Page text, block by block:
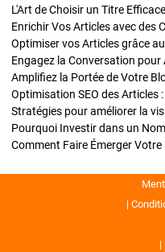
L'Art de Choisir un Titre
Optimiser vos Articles grâce
Engagez la Conversation
Amplifiez la Portée de Votre